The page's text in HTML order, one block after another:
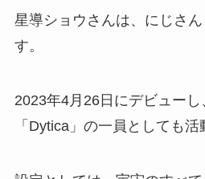
星導ショウさんは、にじさ
す。
2023年4月26日にデビューし
「Dytica」の一員としても活